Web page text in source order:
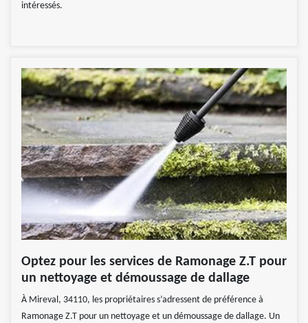
intéressés.
Optez pour les services de Ramonage Z.T pour
un nettoyage et démoussage de dallage
À Mireval, 34110, les propriétaires s’adressent de préférence à
Ramonage Z.T pour un nettoyage et un démoussage de dallage. Un